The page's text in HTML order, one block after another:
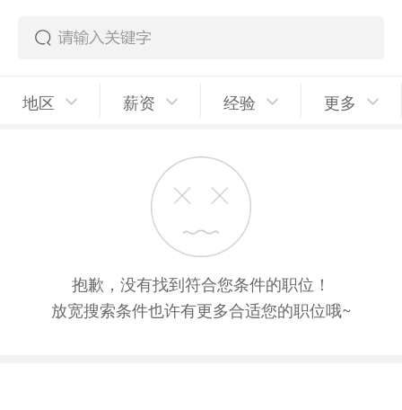
地区 薪资 经验 更多
抱歉，没有找到符合您条件的职位！
放宽搜索条件也许有更多合适您的职位哦~